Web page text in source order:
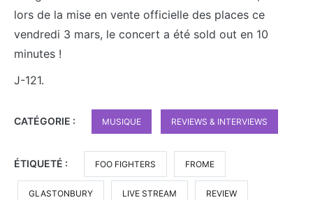
lors de la mise en vente officielle des places ce
vendredi 3 mars, le concert a été sold out en 10
minutes !
J-121.
CATÉGORIE : MUSIQUE REVIEWS & INTERVIEWS
ÉTIQUETÉ : FOO FIGHTERS FROME
GLASTONBURY LIVE STREAM REVIEW